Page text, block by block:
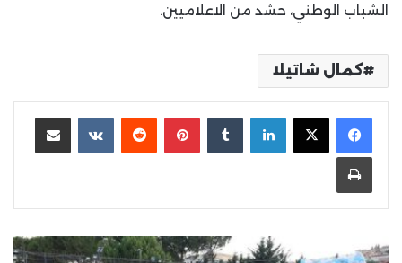
الشباب الوطني، حشد من الاعلاميين.
كمال شاتيلا
لينكدإن بينتيريست مشاركة عبر البريد
طباعة